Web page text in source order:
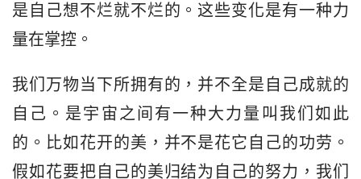
是自己想不烂就不烂的。这些变化是有一种力
量在掌控。
我们万物当下所拥有的，并不全是自己成就的
自己。是宇宙之间有一种大力量叫我们如此
的。比如花开的美，并不是花它自己的功劳。
假如花要把自己的美归结为自己的努力，我们